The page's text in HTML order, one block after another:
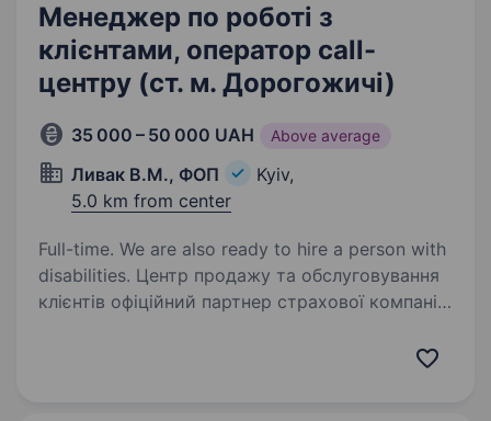
Менеджер по роботі з
клієнтами, оператор call-
центру (ст. м. Дорогожичі)
35 000 – 50 000 UAH Above average
Ливак В.М., ФОП
Kyiv,
5.0 km from center
Full-time. We are also ready to hire a person with
disabilities. Центр продажу та обслуговування
клієнтів офіційний партнер страхової компанії
та комунікабильного менеджера з продажів